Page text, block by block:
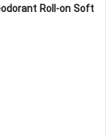
Roll-on Soft